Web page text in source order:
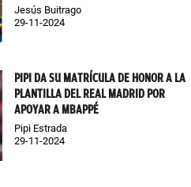
Jesús Buitrago
29-11-2024
PIPI DA SU MATRÍCULA DE HONOR A LA
PLANTILLA DEL REAL MADRID POR
APOYAR A MBAPPÉ
Pipi Estrada
29-11-2024